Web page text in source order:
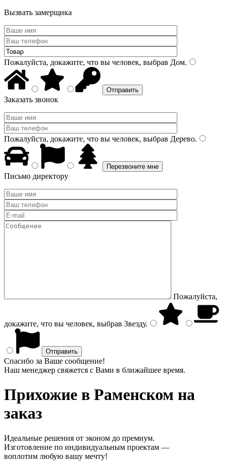
Вызвать замерщика
Пожалуйста, докажите, что вы человек, выбрав Дом.
Заказать звонок
Пожалуйста, докажите, что вы человек, выбрав Дерево.
Письмо директору
Пожалуйста,
докажите, что вы человек, выбрав Звезду.
Спасибо за Ваше сообщение!
Наш менеджер свяжется с Вами в ближайшее время.
Прихожие в Раменском на
заказ
Идеальные решения от эконом до премиум.
Изготовление по индивидуальным проектам —
воплотим любую вашу мечту!